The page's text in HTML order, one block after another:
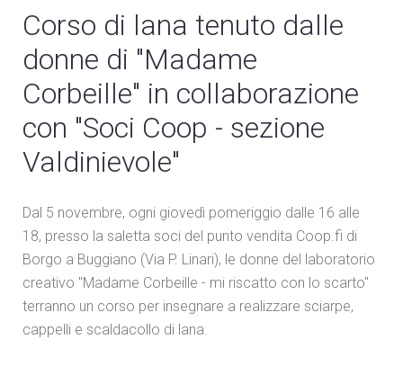
Corso di lana tenuto dalle
donne di "Madame
Corbeille" in collaborazione
con "Soci Coop - sezione
Valdinievole"
Dal 5 novembre, ogni giovedì pomeriggio dalle 16 alle
18, presso la saletta soci del punto vendita Coop.fi di
Borgo a Buggiano (Via P. Linari), le donne del laboratorio
creativo "Madame Corbeille - mi riscatto con lo scarto"
terranno un corso per insegnare a realizzare sciarpe,
cappelli e scaldacollo di lana.